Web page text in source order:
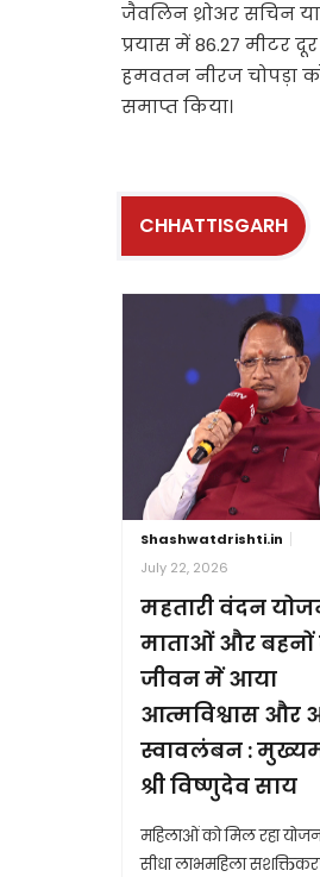
जैवलिन थ्रोअर सचिन
प्रयास में 86.27 मीटर
हमवतन नीरज चोपड़ा
समाप्त किया।
CHHATTISGARH
Shashwatdrishti.in
July 22, 2026
महतारी वंदन
माताओं और
जीवन में आया
आत्मविश्वास और
स्वावलंबन :
श्री विष्णुदेव साय
महिलाओं को मिल रहा
सीधा लाभमहिला